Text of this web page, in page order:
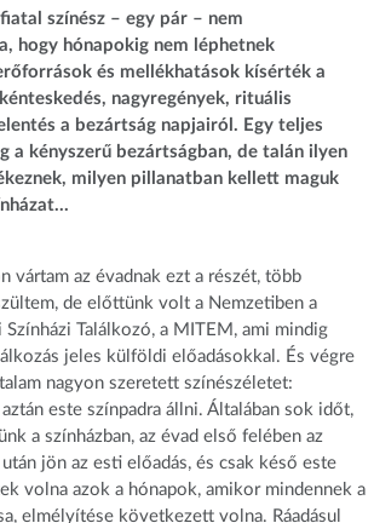
színész – egy pár – nem
hogy hónapokig nem léphetnek
és mellékhatások kísérték a
nagyregények, rituális
a bezártság napjairól. Egy teljes
a kényszerű bezártságban, de talán ilyen
milyen pillanatban kellett maguk
vártam az évadnak ezt a részét, több
de előttünk volt a Nemzetiben a
Találkozó, a MITEM, ami mindig
jeles külföldi előadásokkal. És végre
nagyon szeretett színészéletet:
este színpadra állni. Általában sok időt,
a színházban, az évad első felében az
jön az esti előadás, és csak késő este
volna azok a hónapok, amikor mindennek a
elmélyítése következett volna. Ráadásul